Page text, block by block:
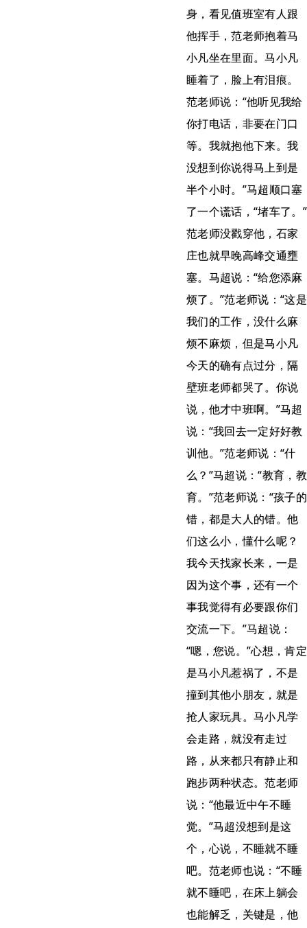
身，看见值班室有人跟
他挥手，范老师抱着马
小凡坐在里面。马小凡
睡着了，脸上有泪痕。
范老师说：“他听见我给
你打电话，非要在门口
等。我就抱他下来。我
没想到你说得马上到是
半个小时。”马超顺口塞
了一个谎话，“堵车了。”
范老师没戳穿他，石家
庄也就早晚高峰交通壅
塞。马超说：“给您添麻
烦了。”范老师说：“这是
我们的工作，没什么麻
烦不麻烦，但是马小凡
今天的确有点过分，隔
壁班老师都哭了。你说
说，他才中班啊。”马超
说：“我回去一定好好教
训他。”范老师说：“什
么？”马超说：“教育，教
育。”范老师说：“孩子的
错，都是大人的错。他
们这么小，懂什么呢？
我今天找家长来，一是
因为这个事，还有一个
事我觉得有必要跟你们
交流一下。”马超说：
“嗯，您说。”心想，肯定
是马小凡惹祸了，不是
撞到其他小朋友，就是
抢人家玩具。马小凡学
会走路，就没有走过
路，从来都只有静止和
跑步两种状态。范老师
说：“他最近中午不睡
觉。”马超没想到是这
个，心说，不睡就不睡
吧。范老师也说：“不睡
就不睡吧，在床上躺会
也能解乏，关键是，他